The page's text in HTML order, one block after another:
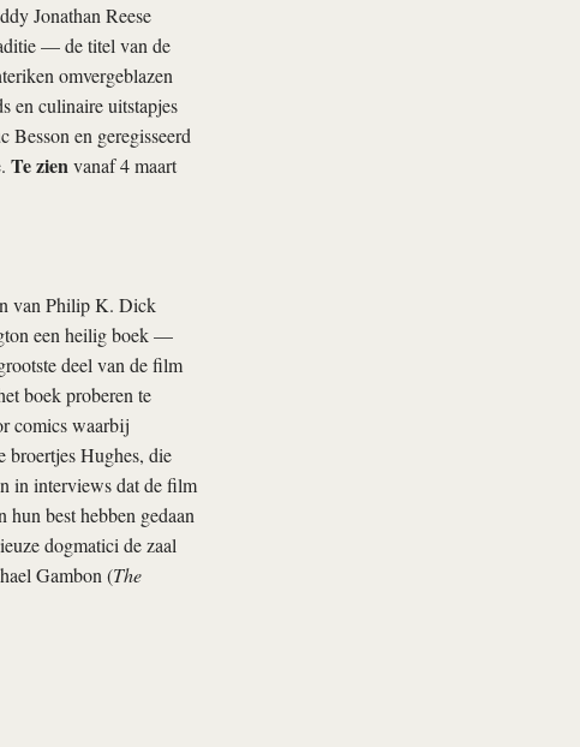
Jonathan Reese
— de titel van de
omvergeblazen
en culinaire uitstapjes
Besson en geregisseerd
Te zien vanaf 4 maart
van Philip K. Dick
een heilig boek —
deel van de film
boek proberen te
comics waarbij
broertjes Hughes, die
in interviews dat de film
best hebben gedaan
dogmatici de zaal
Gambon (The